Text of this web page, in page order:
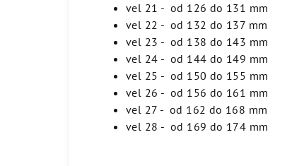
vel 21 - od 126 do 131 mm
vel 22 - od 132 do 137 mm
vel 23 - od 138 do 143 mm
vel 24 - od 144 do 149 mm
vel 25 - od 150 do 155 mm
vel 26 - od 156 do 161 mm
vel 27 - od 162 do 168 mm
vel 28 - od 169 do 174 mm